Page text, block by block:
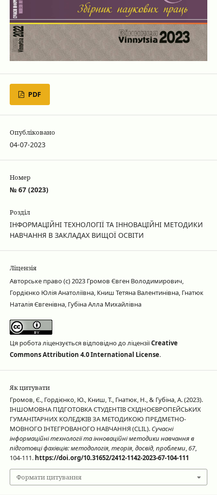
PDF
Опубліковано
04-07-2023
Номер
№ 67 (2023)
Розділ
ІНФОРМАЦІЙНІ ТЕХНОЛОГІЇ ТА ІННОВАЦІЙНІ МЕТОДИКИ
НАВЧАННЯ В ЗАКЛАДАХ ВИЩОЇ ОСВІТИ
Ліцензія
Авторське право (c) 2023 Громов Євген Володимирович,
Гордієнко Юлія Анатоліївна, Книш Тетяна Валентинівна, Гнатюк
Наталія Євгенівна, Губіна Алла Михайлівна
Ця робота ліцензується відповідно до ліцензіїCreative
Commons Attribution 4.0 International License.
Як цитувати
Громов, Є., Гордієнко, Ю., Книш, Т., Гнатюк, Н., & Губіна, А. (2023).
ІНШОМОВНА ПІДГОТОВКА СТУДЕНТІВ СХІДНОЄВРОПЕЙСЬКИХ
ГУМАНІТАРНИХ КОЛЕДЖІВ ЗА МЕТОДИКОЮ ПРЕДМЕТНО-
МОВНОГО ІНТЕГРОВАНОГО НАВЧАННЯ (CLIL). Сучасні
інформаційні технології та інноваційні методики навчання в
підготовці фахівців: методологія, теорія, досвід, проблеми,67,
104-111. https://doi.org/10.31652/2412-1142-2023-67-104-111
Формати цитування